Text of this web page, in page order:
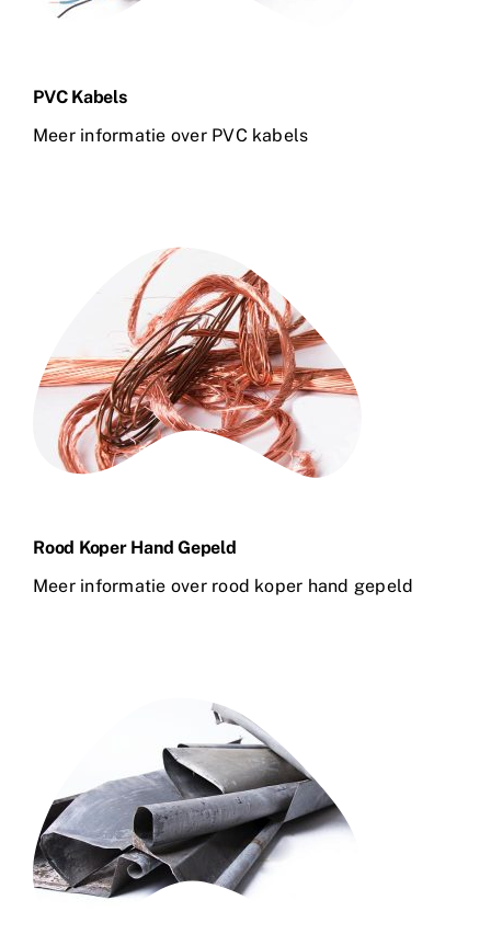
PVC Kabels
Meer informatie over PVC kabels
Rood Koper Hand Gepeld
Meer informatie over rood koper hand gepeld